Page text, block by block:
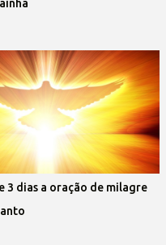
3 dias a oração de milagre